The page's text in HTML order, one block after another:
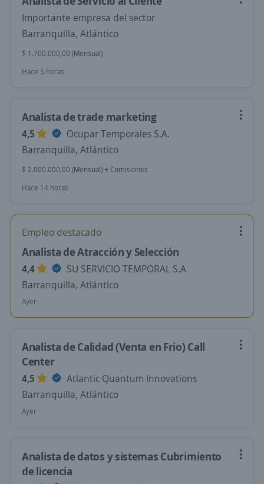
Importante empresa del sector
Barranquilla, Atlántico
$ 1.700.000,00 (Mensual)
Hace 5 horas
Analista de trade marketing
4,5
Ocupar Temporales S.A.
Barranquilla, Atlántico
$ 2.000.000,00 (Mensual) + Comisiones
Hace 14 horas
Empleo destacado
Analista de Atracción y Selección
4,4
SU SERVICIO TEMPORAL S.A
Barranquilla, Atlántico
Ayer
Analista de Calidad (Venta en Frio) Call
Center
4,5
Atlantic Quantum Innovations
Barranquilla, Atlántico
Ayer
Analista de datos y sistemas Cubrimiento
de licencia